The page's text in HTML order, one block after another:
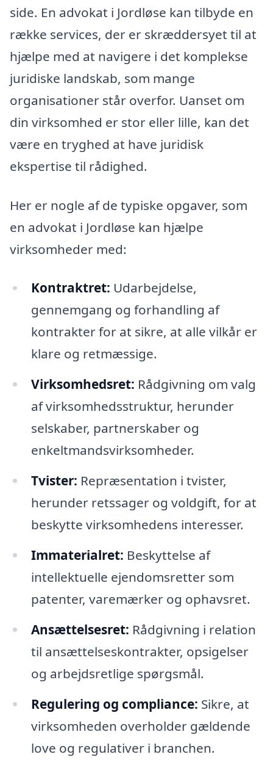
side. En advokat i Jordløse kan tilbyde en
række services, der er skræddersyet til at
hjælpe med at navigere i det komplekse
juridiske landskab, som mange
organisationer står overfor. Uanset om
din virksomhed er stor eller lille, kan det
være en tryghed at have juridisk
ekspertise til rådighed.
Her er nogle af de typiske opgaver, som
en advokat i Jordløse kan hjælpe
virksomheder med:
Kontraktret: Udarbejdelse,
gennemgang og forhandling af
kontrakter for at sikre, at alle vilkår er
klare og retmæssige.
Virksomhedsret: Rådgivning om valg
af virksomhedsstruktur, herunder
selskaber, partnerskaber og
enkeltmandsvirksomheder.
Tvister: Repræsentation i tvister,
herunder retssager og voldgift, for at
beskytte virksomhedens interesser.
Immaterialret: Beskyttelse af
intellektuelle ejendomsretter som
patenter, varemærker og ophavsret.
Ansættelsesret: Rådgivning i relation
til ansættelseskontrakter, opsigelser
og arbejdsretlige spørgsmål.
Regulering og compliance: Sikre, at
virksomheden overholder gældende
love og regulativer i branchen.